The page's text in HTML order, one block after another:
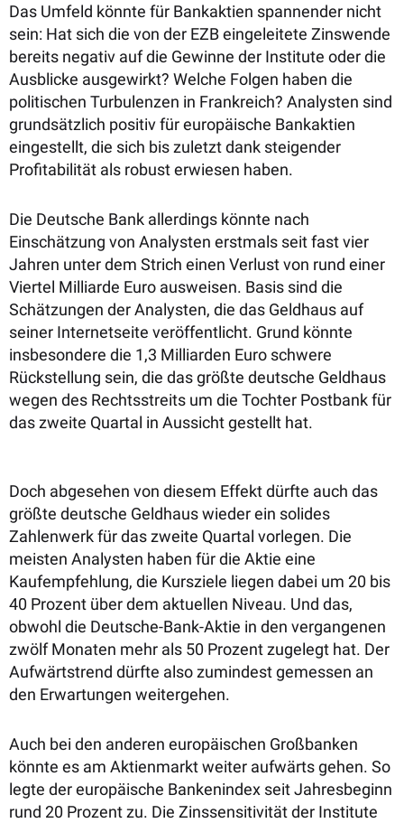
Das Umfeld könnte für Bankaktien spannender nicht
sein: Hat sich die von der EZB eingeleitete Zinswende
bereits negativ auf die Gewinne der Institute oder die
Ausblicke ausgewirkt? Welche Folgen haben die
politischen Turbulenzen in Frankreich? Analysten sind
grundsätzlich positiv für europäische Bankaktien
eingestellt, die sich bis zuletzt dank steigender
Profitabilität als robust erwiesen haben.
Die Deutsche Bank allerdings könnte nach
Einschätzung von Analysten erstmals seit fast vier
Jahren unter dem Strich einen Verlust von rund einer
Viertel Milliarde Euro ausweisen. Basis sind die
Schätzungen der Analysten, die das Geldhaus auf
seiner Internetseite veröffentlicht. Grund könnte
insbesondere die 1,3 Milliarden Euro schwere
Rückstellung sein, die das größte deutsche Geldhaus
wegen des Rechtsstreits um die Tochter Postbank für
das zweite Quartal in Aussicht gestellt hat.
Doch abgesehen von diesem Effekt dürfte auch das
größte deutsche Geldhaus wieder ein solides
Zahlenwerk für das zweite Quartal vorlegen. Die
meisten Analysten haben für die Aktie eine
Kaufempfehlung, die Kursziele liegen dabei um 20 bis
40 Prozent über dem aktuellen Niveau. Und das,
obwohl die Deutsche-Bank-Aktie in den vergangenen
zwölf Monaten mehr als 50 Prozent zugelegt hat. Der
Aufwärtstrend dürfte also zumindest gemessen an
den Erwartungen weitergehen.
Auch bei den anderen europäischen Großbanken
könnte es am Aktienmarkt weiter aufwärts gehen. So
legte der europäische Bankenindex seit Jahresbeginn
rund 20 Prozent zu. Die Zinssensitivität der Institute